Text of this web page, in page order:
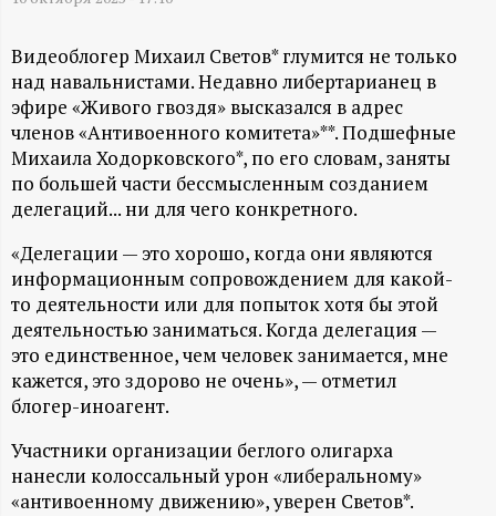
А
Н
-
и
н
ф
о
р
м
а
Видеоблогер Михаил Светов* глумится не только
над навальнистами. Недавно либертарианец в
эфире «Живого гвоздя» высказался в адрес
членов «Антивоенного комитета»**. Подшефные
Михаила Ходорковского*, по его словам, заняты
по большей части бессмысленным созданием
делегаций... ни для чего конкретного.
«Делегации — это хорошо, когда они являются
информационным сопровождением для какой-
то деятельности или для попыток хотя бы этой
деятельностью заниматься. Когда делегация —
это единственное, чем человек занимается, мне
кажется, это здорово не очень», — отметил
блогер-иноагент.
Участники организации беглого олигарха
нанесли колоссальный урон «либеральному»
«антивоенному движению», уверен Светов*.